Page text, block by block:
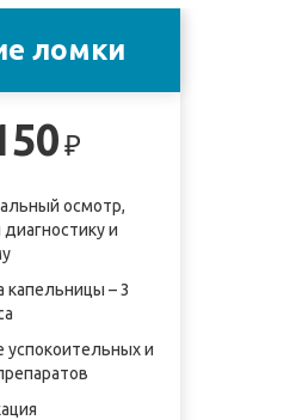
ломки
₽
осмотр,
и
капельницы – 3
успокоительных и